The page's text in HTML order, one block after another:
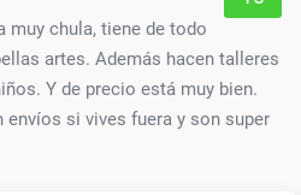
muy chula, tiene de todo
artes. Además hacen talleres
Y de precio está muy bien.
envíos si vives fuera y son super